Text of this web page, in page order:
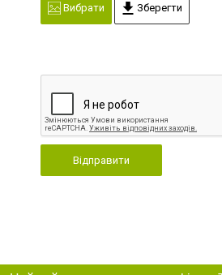
Вибрати
Зберегти
Відправити